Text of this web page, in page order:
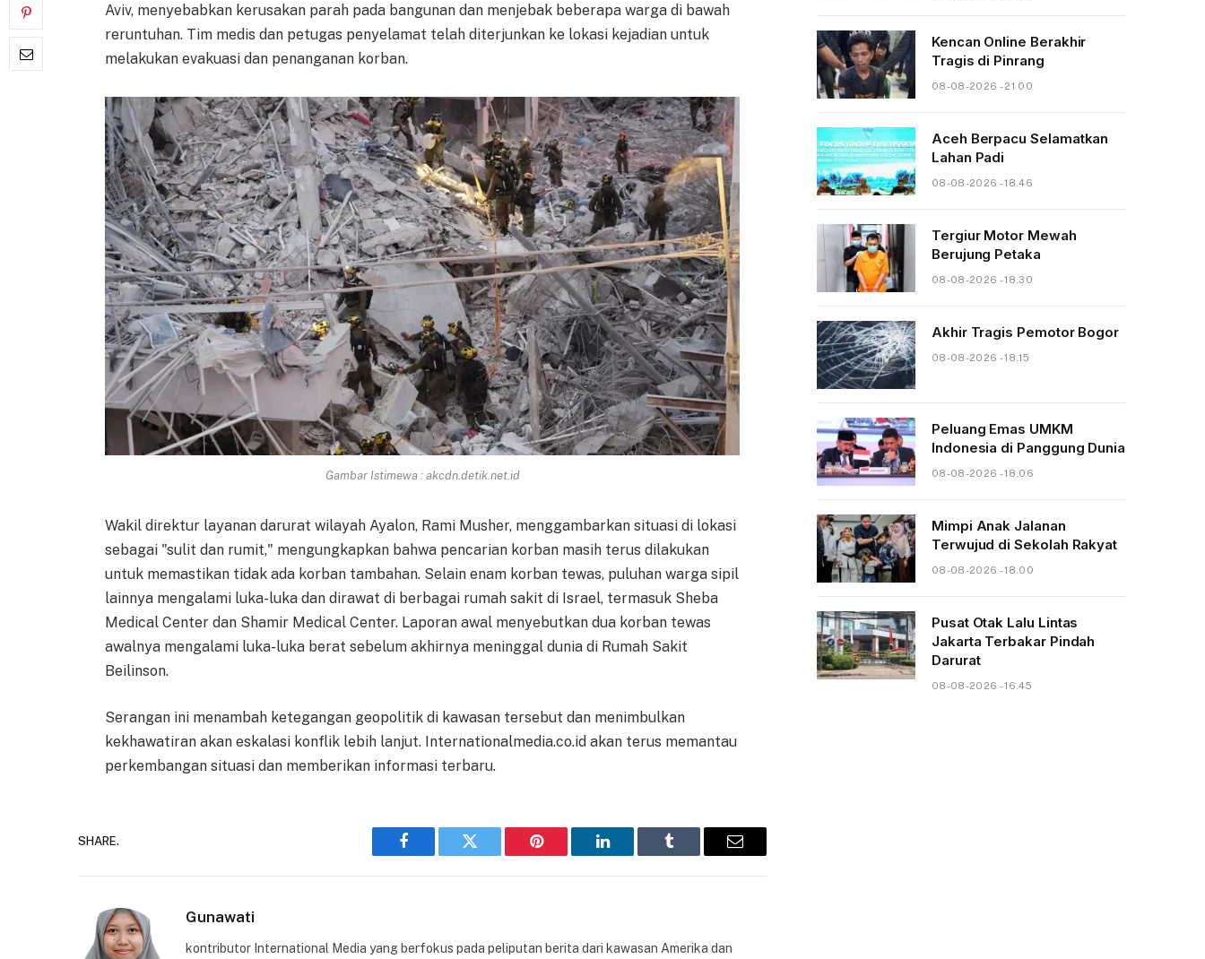
Aviv, menyebabkan kerusakan parah pada bangunan dan menjebak beberapa warga di bawah
reruntuhan. Tim medis dan petugas penyelamat telah diterjunkan ke lokasi kejadian untuk
melakukan evakuasi dan penanganan korban.
Gambar Istimewa : akcdn.detik.net.id
Wakil direktur layanan darurat wilayah Ayalon, Rami Musher, menggambarkan situasi di lokasi
sebagai "sulit dan rumit," mengungkapkan bahwa pencarian korban masih terus dilakukan
untuk memastikan tidak ada korban tambahan. Selain enam korban tewas, puluhan warga sipil
lainnya mengalami luka-luka dan dirawat di berbagai rumah sakit di Israel, termasuk Sheba
Medical Center dan Shamir Medical Center. Laporan awal menyebutkan dua korban tewas
awalnya mengalami luka-luka berat sebelum akhirnya meninggal dunia di Rumah Sakit
Beilinson.
Serangan ini menambah ketegangan geopolitik di kawasan tersebut dan menimbulkan
kekhawatiran akan eskalasi konflik lebih lanjut. Internationalmedia.co.id akan terus memantau
perkembangan situasi dan memberikan informasi terbaru.
SHARE.
Facebook Twitter Pinterest LinkedIn Tumblr Email
Gunawati
kontributor International Media yang berfokus pada peliputan berita dari kawasan Amerika dan
Kencan Online Berakhir
Tragis di Pinrang
08-08-2026 - 21.00
Aceh Berpacu Selamatkan
Lahan Padi
08-08-2026 - 18.46
Tergiur Motor Mewah
Berujung Petaka
08-08-2026 - 18.30
Akhir Tragis Pemotor Bogor
08-08-2026 - 18.15
Peluang Emas UMKM
Indonesia di Panggung Dunia
08-08-2026 - 18.06
Mimpi Anak Jalanan
Terwujud di Sekolah Rakyat
08-08-2026 - 18.00
Pusat Otak Lalu Lintas
Jakarta Terbakar Pindah
Darurat
08-08-2026 - 16.45